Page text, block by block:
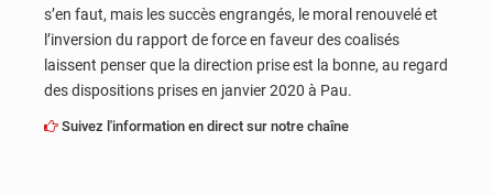
s’en faut, mais les succès engrangés, le moral renouvelé et
l’inversion du rapport de force en faveur des coalisés
laissent penser que la direction prise est la bonne, au regard
des dispositions prises en janvier 2020 à Pau.
Suivez l'information en direct sur notre chaîne